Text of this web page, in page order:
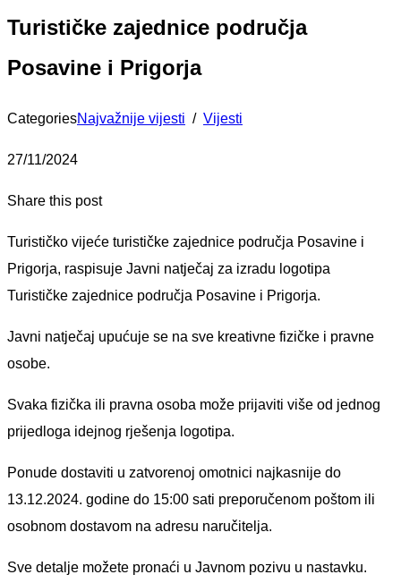
Turističke zajednice područja
Posavine i Prigorja
CategoriesNajvažnije vijesti / Vijesti
27/11/2024
Share this post
Turističko vijeće turističke zajednice područja Posavine i
Prigorja, raspisuje Javni natječaj za izradu logotipa
Turističke zajednice područja Posavine i Prigorja.
Javni natječaj upućuje se na sve kreativne fizičke i pravne
osobe.
Svaka fizička ili pravna osoba može prijaviti više od jednog
prijedloga idejnog rješenja logotipa.
Ponude dostaviti u zatvorenoj omotnici najkasnije do
13.12.2024. godine do 15:00 sati preporučenom poštom ili
osobnom dostavom na adresu naručitelja.
Sve detalje možete pronaći u Javnom pozivu u nastavku.